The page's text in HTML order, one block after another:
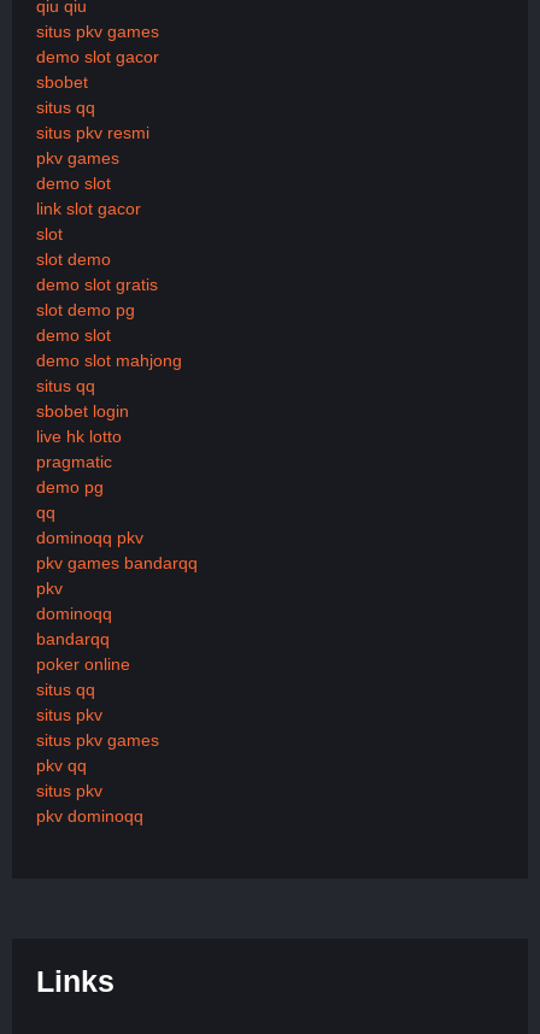
qiu qiu
situs pkv games
demo slot gacor
sbobet
situs qq
situs pkv resmi
pkv games
demo slot
link slot gacor
slot
slot demo
demo slot gratis
slot demo pg
demo slot
demo slot mahjong
situs qq
sbobet login
live hk lotto
pragmatic
demo pg
qq
dominoqq pkv
pkv games bandarqq
pkv
dominoqq
bandarqq
poker online
situs qq
situs pkv
situs pkv games
pkv qq
situs pkv
pkv dominoqq
Links